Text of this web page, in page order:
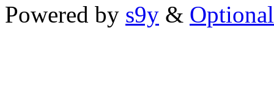
Powered by s9y &